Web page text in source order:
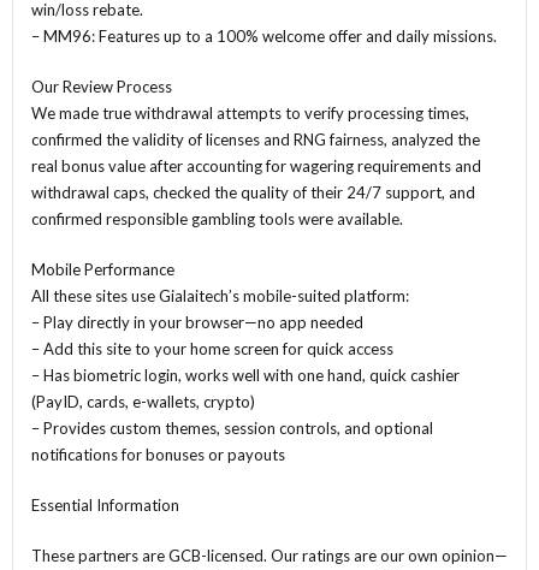
win/loss rebate.
– MM96: Features up to a 100% welcome offer and daily missions.
Our Review Process
We made true withdrawal attempts to verify processing times,
confirmed the validity of licenses and RNG fairness, analyzed the
real bonus value after accounting for wagering requirements and
withdrawal caps, checked the quality of their 24/7 support, and
confirmed responsible gambling tools were available.
Mobile Performance
All these sites use Gialaitech’s mobile-suited platform:
– Play directly in your browser—no app needed
– Add this site to your home screen for quick access
– Has biometric login, works well with one hand, quick cashier
(PayID, cards, e-wallets, crypto)
– Provides custom themes, session controls, and optional
notifications for bonuses or payouts
Essential Information
These partners are GCB-licensed. Our ratings are our own opinion—